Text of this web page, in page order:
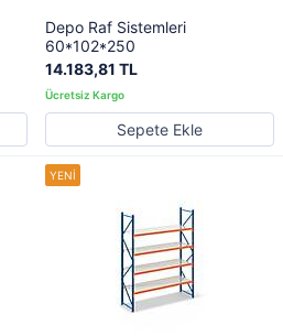
Depo Raf Sistemleri
60*102*250
14.183,81 TL
Sepete Ekle